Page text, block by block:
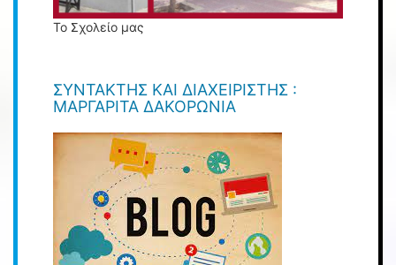
Το Σχολείο μας
ΣΥΝΤΆΚΤΗΣ ΚΑΙ ΔΙΑΧΕΙΡΙΣΤΉΣ :
ΜΑΡΓΑΡΊΤΑ ΔΑΚΟΡΏΝΙΑ